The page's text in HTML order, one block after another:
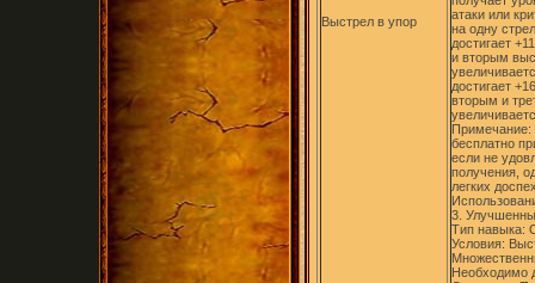
Выстрел в упор
атаки или
на одну
достигает
и вторым
достигает
вторым и
Примечание:
бесплатно
если не
получения,
легких
3.
Тип навыка:
Условия:
Необходимо